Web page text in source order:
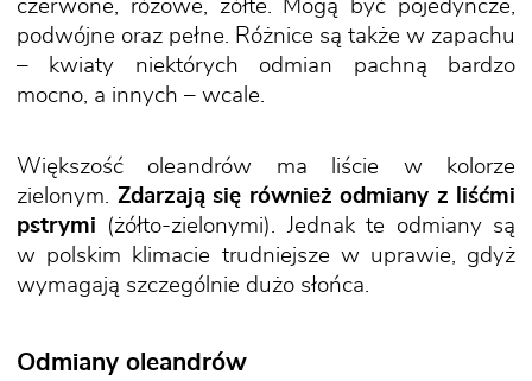
czerwone, różowe, żółte. Mogą być pojedyncze,
podwójne oraz pełne. Różnice są także w zapachu
– kwiaty niektórych odmian pachną bardzo
mocno, a innych – wcale.
Większość oleandrów ma liście w kolorze
zielonym. Zdarzają się również odmiany z liśćmi
pstrymi (żółto-zielonymi). Jednak te odmiany są
w polskim klimacie trudniejsze w uprawie, gdyż
wymagają szczególnie dużo słońca.
Odmiany oleandrów